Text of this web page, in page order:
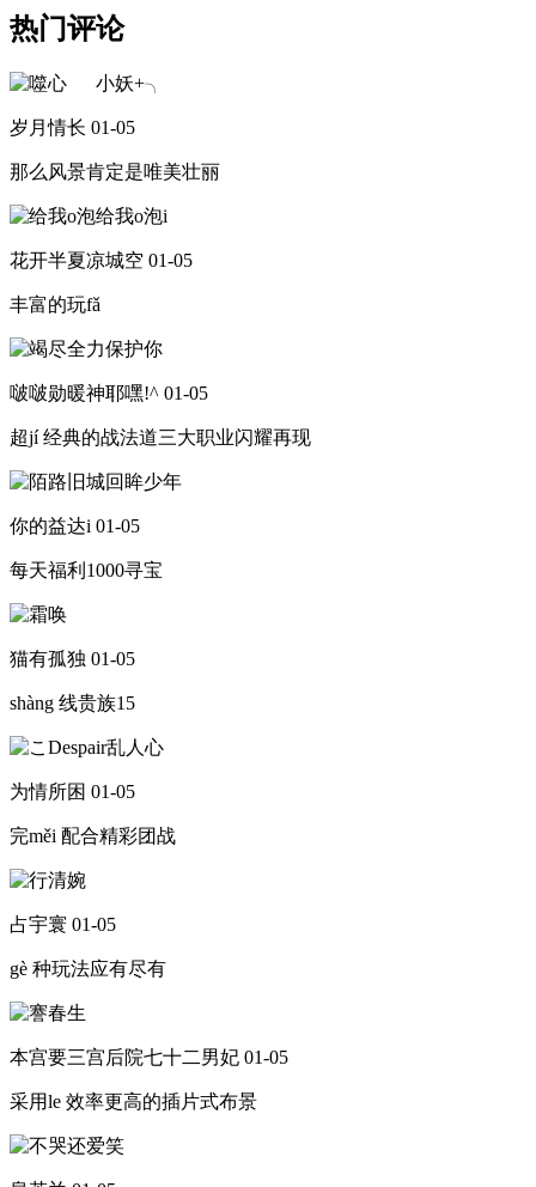
热门评论
岁月情长 01-05
那么风景肯定是唯美壮丽
花开半夏凉城空 01-05
丰富的玩fǎ
啵啵勋暖神耶嘿!^ 01-05
超jí 经典的战法道三大职业闪耀再现
你的益达i 01-05
每天福利1000寻宝
猫有孤独 01-05
shàng 线贵族15
为情所困 01-05
完měi 配合精彩团战
占宇寰 01-05
gè 种玩法应有尽有
本宫要三宫后院七十二男妃 01-05
采用le 效率更高的插片式布景